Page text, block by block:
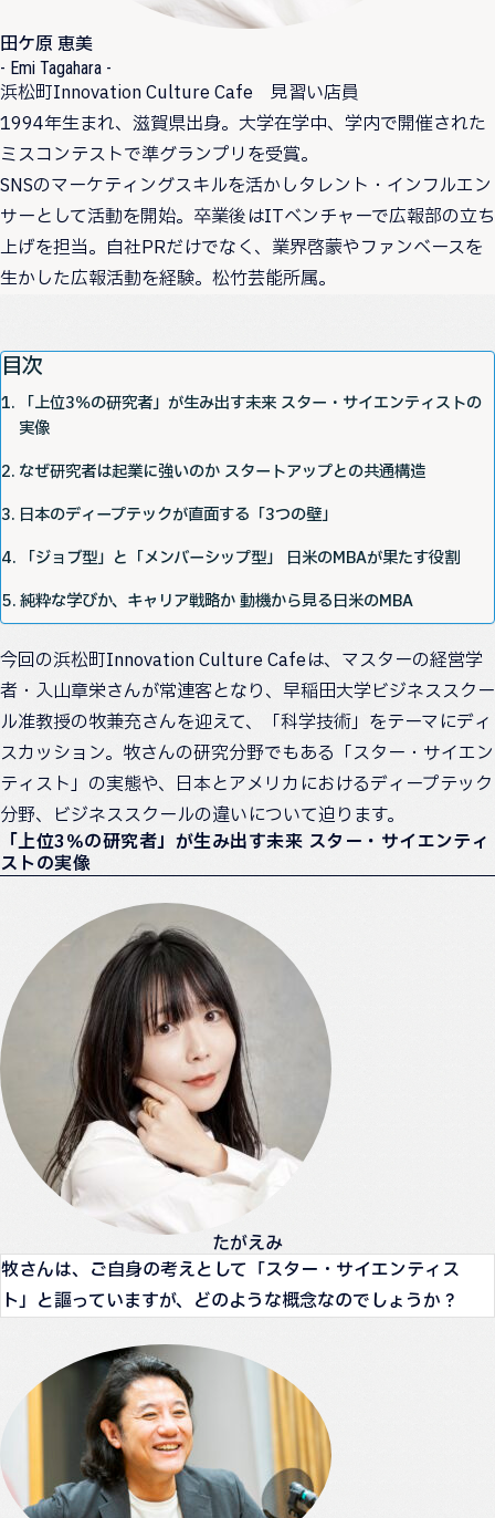
田ケ原 恵美
- Emi Tagahara -
浜松町Innovation Culture Cafe 見習い店員
1994年生まれ、滋賀県出身。大学在学中、学内で開催された
ミスコンテストで準グランプリを受賞。
SNSのマーケティングスキルを活かしタレント・インフルエン
サーとして活動を開始。卒業後はITベンチャーで広報部の立ち
上げを担当。自社PRだけでなく、業界啓蒙やファンベースを
生かした広報活動を経験。松竹芸能所属。
目次
「上位3％の研究者」が生み出す未来 スター・サイエンティストの
実像
なぜ研究者は起業に強いのか スタートアップとの共通構造
日本のディープテックが直面する「3つの壁」
「ジョブ型」と「メンバーシップ型」 日米のMBAが果たす役割
純粋な学びか、キャリア戦略か 動機から見る日米のMBA
今回の浜松町Innovation Culture Cafeは、マスターの経営学
者・入山章栄さんが常連客となり、早稲田大学ビジネススクー
ル准教授の牧兼充さんを迎えて、「科学技術」をテーマにディ
スカッション。牧さんの研究分野でもある「スター・サイエン
ティスト」の実態や、日本とアメリカにおけるディープテック
分野、ビジネススクールの違いについて迫ります。
「上位3％の研究者」が生み出す未来 スター・サイエンティ
ストの実像
たがえみ
牧さんは、ご自身の考えとして「スター・サイエンティス
ト」と謳っていますが、どのような概念なのでしょうか？